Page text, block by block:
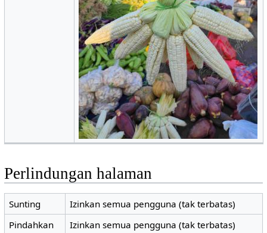
Perlindungan halaman
Sunting
Izinkan semua pengguna (tak terbatas)
Pindahkan
Izinkan semua pengguna (tak terbatas)